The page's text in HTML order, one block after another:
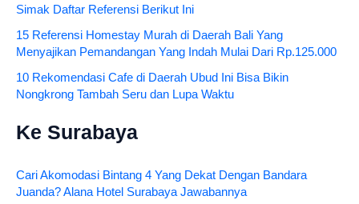
Simak Daftar Referensi Berikut Ini
15 Referensi Homestay Murah di Daerah Bali Yang
Menyajikan Pemandangan Yang Indah Mulai Dari Rp.125.000
10 Rekomendasi Cafe di Daerah Ubud Ini Bisa Bikin
Nongkrong Tambah Seru dan Lupa Waktu
Ke Surabaya
Cari Akomodasi Bintang 4 Yang Dekat Dengan Bandara
Juanda? Alana Hotel Surabaya Jawabannya